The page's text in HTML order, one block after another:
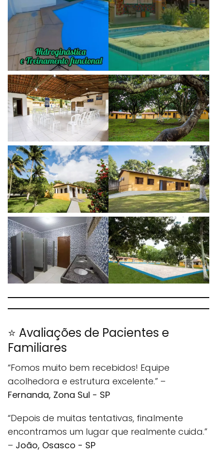
⭐ Avaliações de Pacientes e
Familiares
“Fomos muito bem recebidos! Equipe
acolhedora e estrutura excelente.” –
Fernanda, Zona Sul - SP
“Depois de muitas tentativas, finalmente
encontramos um lugar que realmente cuida.”
– João, Osasco - SP